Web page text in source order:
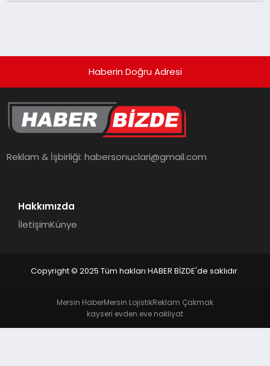
TEKNOLOJI
Haberin Doğru Adresi
Reklam & İşbirliği:habersonuclari@gmail.com
Hakkımızda
İletişimKünye
Copyright © 2025 Tüm hakları HABER BİZDE'de saklıdır.
Mersin HaberMersin LojistikReklam Çakmak
kayseri evden eve nakliyat